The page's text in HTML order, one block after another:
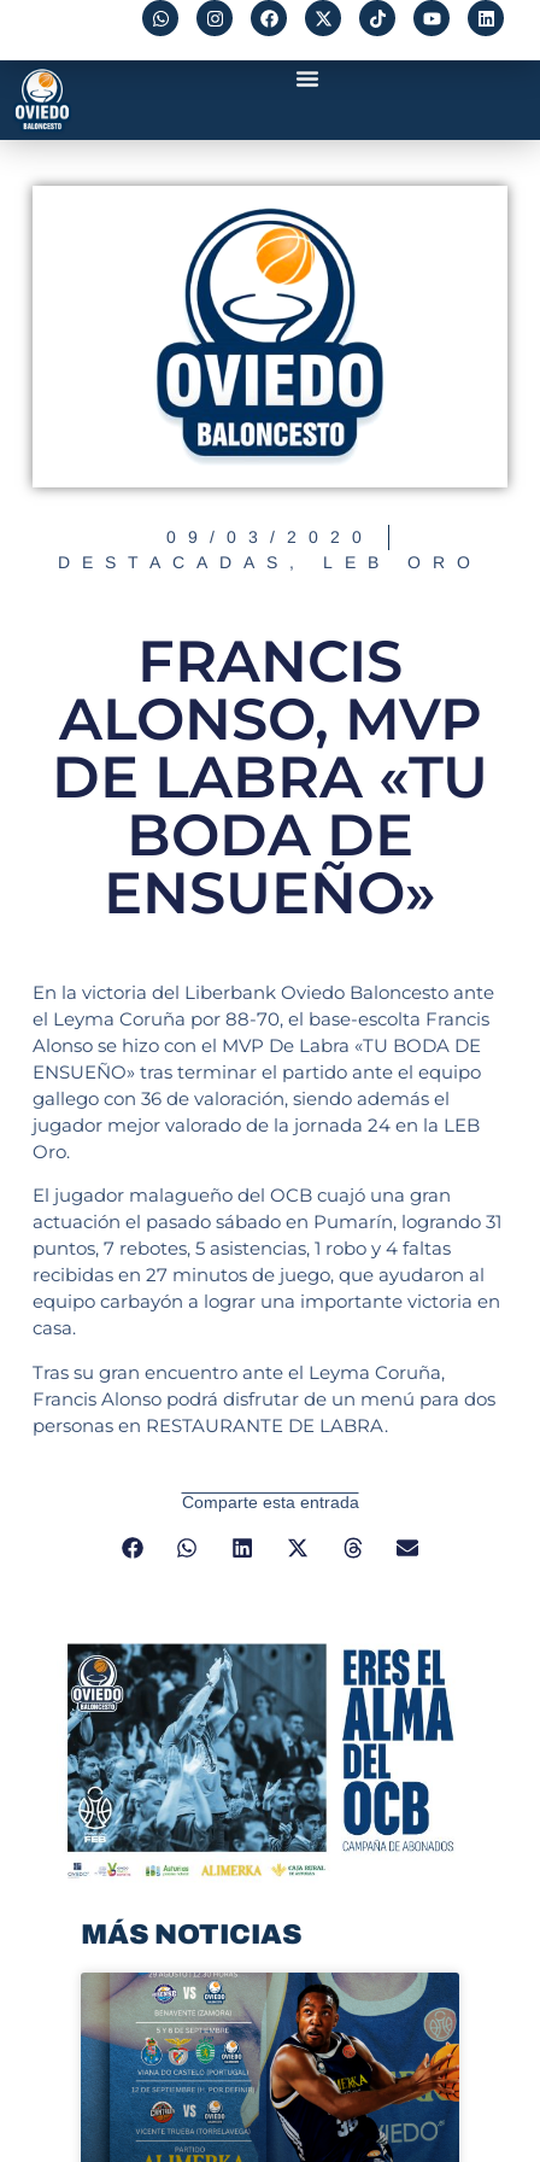
09/03/2020
DESTACADAS , LEB ORO
FRANCIS
ALONSO, MVP
DE LABRA «TU
BODA DE
ENSUEÑO»
En la victoria del Liberbank Oviedo Baloncesto ante
el Leyma Coruña por 88-70, el base-escolta Francis
Alonso se hizo con el MVP De Labra «TU BODA DE
ENSUEÑO» tras terminar el partido ante el equipo
gallego con 36 de valoración, siendo además el
jugador mejor valorado de la jornada 24 en la LEB
Oro.
El jugador malagueño del OCB cuajó una gran
actuación el pasado sábado en Pumarín, logrando 31
puntos, 7 rebotes, 5 asistencias, 1 robo y 4 faltas
recibidas en 27 minutos de juego, que ayudaron al
equipo carbayón a lograr una importante victoria en
casa.
Tras su gran encuentro ante el Leyma Coruña,
Francis Alonso podrá disfrutar de un menú para dos
personas en RESTAURANTE DE LABRA.
Comparte esta entrada
MÁS NOTICIAS